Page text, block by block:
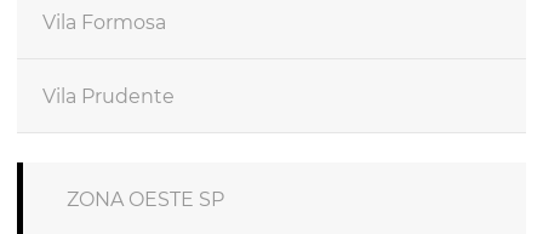
Vila Formosa
Vila Prudente
ZONA OESTE SP